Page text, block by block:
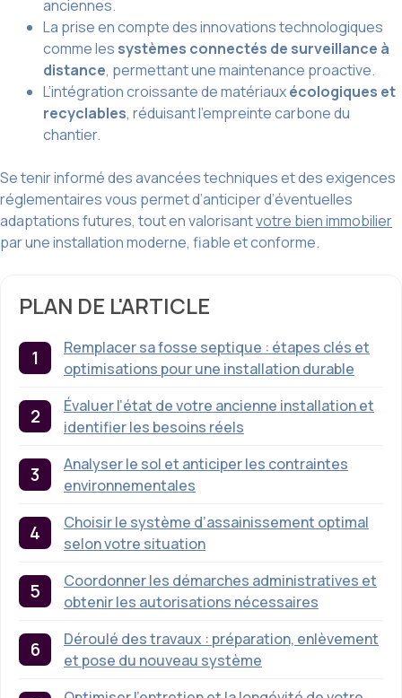
anciennes.
La prise en compte des innovations technologiques
comme les systèmes connectés de surveillance à
distance, permettant une maintenance proactive.
L’intégration croissante de matériauxécologiques et
recyclables, réduisant l’empreinte carbone du
chantier.
Se tenir informé des avancées techniques et des exigences
réglementaires vous permet d’anticiper d’éventuelles
adaptations futures, tout en valorisantvotre bien immobilier
par une installation moderne, fiable et conforme.
PLAN DE L'ARTICLE
Remplacer sa fosse septique : étapes clés et
optimisations pour une installation durable
Évaluer l’état de votre ancienne installation et
identifier les besoins réels
Analyser le sol et anticiper les contraintes
environnementales
Choisir le système d’assainissement optimal
selon votre situation
Coordonner les démarches administratives et
obtenir les autorisations nécessaires
Déroulé des travaux : préparation, enlèvement
et pose du nouveau système